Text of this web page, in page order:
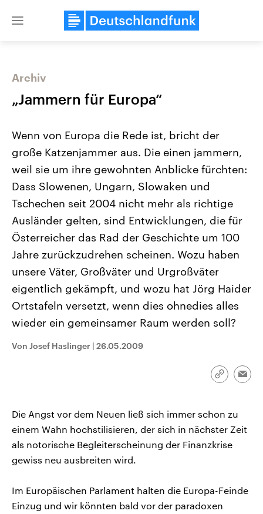
Close
Landtagswahl Sachsen-Anhalt
2026
Alle Informationen
Sachsen-Anhalt wählt am 6.
September 2026 einen neuen
Landtag. Seit 2021 wird das
Bundesland von einer Koalition aus
CDU, SPD und FDP regiert.-
Umfragen, Prognosen,
Wahlprogramme, aktuelle Berichte
und Kandidaten der anstehenden
Wahl.
USA
Aktuelle Beiträge,
Hintergründe
Wirtschaftlich und
gehören die Vereinigten
den mächtigsten Ländern
mit großem Einfluss auf
aktuelle Weltgeschehen.
Sendungen Programm
Audio-Archiv
Archiv
„Jammern für Europa“
Wenn von Europa die Rede ist, bricht der
große Katzenjammer aus. Die einen jammern,
weil sie um ihre gewohnten Anblicke fürchten:
Dass Slowenen, Ungarn, Slowaken und
Tschechen seit 2004 nicht mehr als richtige
Ausländer gelten, sind Entwicklungen, die für
Österreicher das Rad der Geschichte um 100
Jahre zurückzudrehen scheinen. Wozu haben
unsere Väter, Großväter und Urgroßväter
eigentlich gekämpft, und wozu hat Jörg Haider
Ortstafeln versetzt, wenn dies ohnedies alles
wieder ein gemeinsamer Raum werden soll?
Von Josef Haslinger | 26.05.2009
Link
Die Angst vor dem Neuen ließ sich immer schon zu
einem Wahn hochstilisieren, der sich in nächster Zeit
als notorische Begleiterscheinung der Finanzkrise
gewiss neu ausbreiten wird.
Im Europäischen Parlament halten die Europa-Feinde
Einzug und wir könnten bald vor der paradoxen